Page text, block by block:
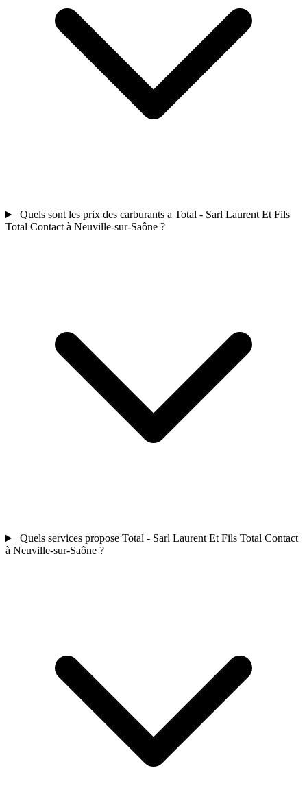
Quels sont les prix des carburants a Total - Sarl Laurent Et Fils
Total Contact à Neuville-sur-Saône ?
Quels services propose Total - Sarl Laurent Et Fils Total Contact
à Neuville-sur-Saône ?